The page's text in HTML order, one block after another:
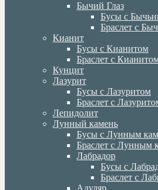
Бычий Глаз
Бусы с
Браслет с
Кианит
Бусы с Кианитом
Браслет с
Кунцит
Лазурит
Бусы с Лазуритом
Браслет с
Лепидолит
Лунный камень
Бусы с Лунным
Браслет с Лунным
Лабрадор
Бусы с
Браслет с
Адуляр